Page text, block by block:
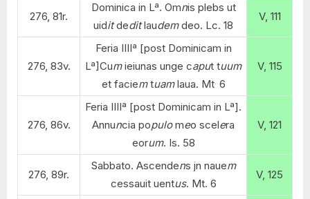
276, 81r.
Dominica in Lª. Omnis plebs ut
uiditdeditlaudemdeo. Lc. 18
V, 111
276, 83v.
Feria IIIIª [post Dominicam in
Lª]Cumieiunas unge caput tuum
et faciemtuamlaua. Mt. 6
V, 115
276, 86v.
Feria IIIIª [post Dominicam in Lª].
Annuncia populomeo scelera
eorum. Is. 58
V, 121
276, 89r.
Sabbato. Ascendens jn nauem
cessauit uentus. Mt. 6
V, 125